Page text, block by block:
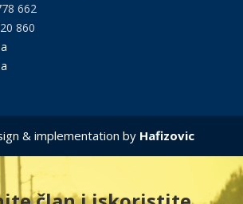
662
860
& implementation by Hafizovic